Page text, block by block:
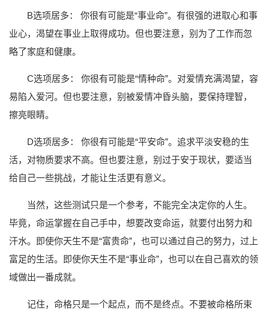
B选项居多： 你很有可能是“事业命”。有很强的进取心和事
业心，渴望在事业上取得成功。但也要注意，别为了工作而忽
略了家庭和健康。
C选项居多： 你很有可能是“情种命”。对爱情充满渴望，容
易陷入爱河。但也要注意，别被爱情冲昏头脑，要保持理智，
擦亮眼睛。
D选项居多： 你很有可能是“平安命”。追求平淡安稳的生
活，对物质要求不高。但也要注意，别过于安于现状，要适当
给自己一些挑战，才能让生活更有意义。
当然，这些测试只是一个参考，不能完全决定你的人生。
毕竟，命运掌握在自己手中，想要改变命运，就要付出努力和
汗水。即使你天生不是“富贵命”，也可以通过自己的努力，过上
富足的生活。即使你天生不是“事业命”，也可以在自己喜欢的领
域做出一番成就。
记住，命格只是一个起点，而不是终点。不要被命格所束